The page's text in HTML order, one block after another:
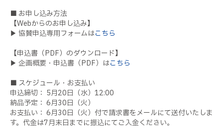
■ お申し込み方法
【Webからのお申し込み】
▶ 協賛申込専用フォームはこちら
【申込書（PDF）のダウンロード】
▶ 企画概要・申込書（PDF）はこちら
■ スケジュール・お支払い
申込締切： 5月20日（水）12:00
納品予定： 6月30日（火）
お支払い： 6月30日（火）付で請求書をメールにて送付いたしま
す。代金は7月末日までに振込にてご入金ください。